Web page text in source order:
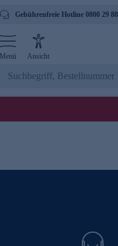
Gebührenfreie Hotline 0800 29
Menü Ansicht